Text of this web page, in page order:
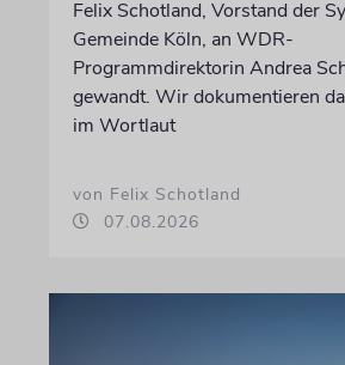
Felix Schotland, Vorstand der
Gemeinde Köln, an WDR-
Programmdirektorin Andrea
gewandt. Wir dokumentieren
im Wortlaut
von Felix Schotland
07.08.2026